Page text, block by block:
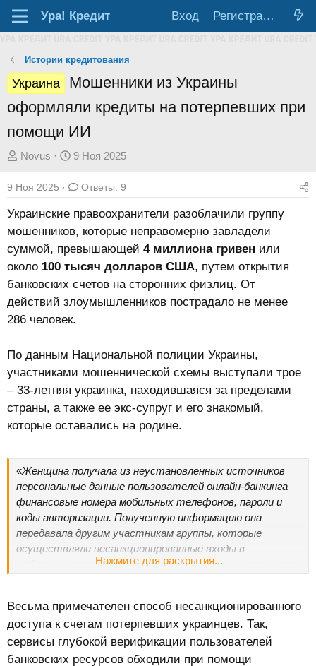
Ура! Кредит Вход Регистрация
Истории кредитования
Украина
Мошенники из Украины
оформляли кредиты на потерпевших при
помощи ИИ
А
в
т
р
е
м
ы
Novus
Д
а
т
а
ч
а
л
а
9 Ноя 2025
9 Ноя 2025 Ответы: 9
Украинские правоохранители разоблачили группу
мошенников, которые неправомерно завладели
суммой, превышающей 4 миллиона гривен или
около 100 тысяч долларов США, путем открытия
банковских счетов на сторонних физлиц. От
действий злоумышленников пострадало не менее
286 человек.
По данным Национальной полиции Украины,
участниками мошеннической схемы выступали трое
– 33-летняя украинка, находившаяся за пределами
страны, а также ее экс-супруг и его знакомый,
которые оставались на родине.
«Женщина получала из неустановленных источников
персональные данные пользователей онлайн-банкинга —
финансовые номера мобильных телефонов, пароли и
коды авторизации. Полученную информацию она
передавала другим участникам группы, которые
осуществляли несанкционированные входы в
мобильные приложения украинских банков
Нажмите для раскрытия...
Весьма примечателен способ несанкционированного
доступа к счетам потерпевших украинцев. Так,
сервисы глубокой верификации пользователей
банковских ресурсов обходили при помощи